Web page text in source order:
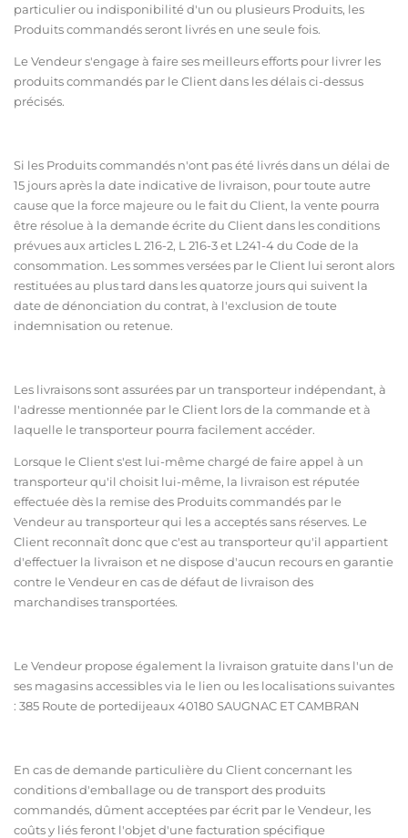
particulier ou indisponibilité d'un ou plusieurs Produits, les
Produits commandés seront livrés en une seule fois.
Le Vendeur s'engage à faire ses meilleurs efforts pour livrer les
produits commandés par le Client dans les délais ci-dessus
précisés.
Si les Produits commandés n'ont pas été livrés dans un délai de
15 jours après la date indicative de livraison, pour toute autre
cause que la force majeure ou le fait du Client, la vente pourra
être résolue à la demande écrite du Client dans les conditions
prévues aux articles L 216-2, L 216-3 et L241-4 du Code de la
consommation. Les sommes versées par le Client lui seront alors
restituées au plus tard dans les quatorze jours qui suivent la
date de dénonciation du contrat, à l'exclusion de toute
indemnisation ou retenue.
Les livraisons sont assurées par un transporteur indépendant, à
l'adresse mentionnée par le Client lors de la commande et à
laquelle le transporteur pourra facilement accéder.
Lorsque le Client s'est lui-même chargé de faire appel à un
transporteur qu'il choisit lui-même, la livraison est réputée
effectuée dès la remise des Produits commandés par le
Vendeur au transporteur qui les a acceptés sans réserves. Le
Client reconnaît donc que c'est au transporteur qu'il appartient
d'effectuer la livraison et ne dispose d'aucun recours en garantie
contre le Vendeur en cas de défaut de livraison des
marchandises transportées.
Le Vendeur propose également la livraison gratuite dans l'un de
ses magasins accessibles via le lien ou les localisations suivantes
: 385 Route de portedijeaux 40180 SAUGNAC ET CAMBRAN
En cas de demande particulière du Client concernant les
conditions d'emballage ou de transport des produits
commandés, dûment acceptées par écrit par le Vendeur, les
coûts y liés feront l'objet d'une facturation spécifique